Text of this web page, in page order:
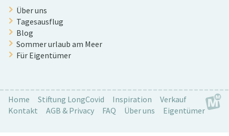
Über uns
Tagesausflug
Blog
Sommer urlaub am Meer
Für Eigentümer
Home Stiftung LongCovid Inspiration
Verkauf
Kontakt
AGB & Privacy FAQ Über uns Eigentümer